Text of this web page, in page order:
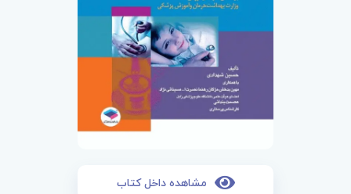
مشاهده داخل کتاب